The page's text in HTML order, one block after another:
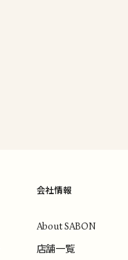
会社情報
About SABON
店舗一覧